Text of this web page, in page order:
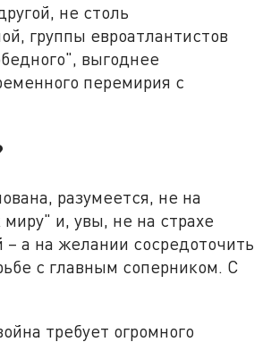
не столь
группы евроатлантистов
выгоднее
перемирия с
разумеется, не на
и, увы, не на страхе
– а на желании сосредоточить
с главным соперником. С
требует огромного